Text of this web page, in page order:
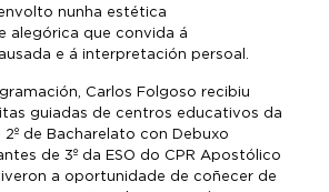
nunha estética
alegórica que convida á
e á interpretación persoal.
Carlos Folgoso recibiu
guiadas de centros educativos da
de Bacharelato con Debuxo
de 3º da ESO do CPR Apostólico
a oportunidade de coñecer de